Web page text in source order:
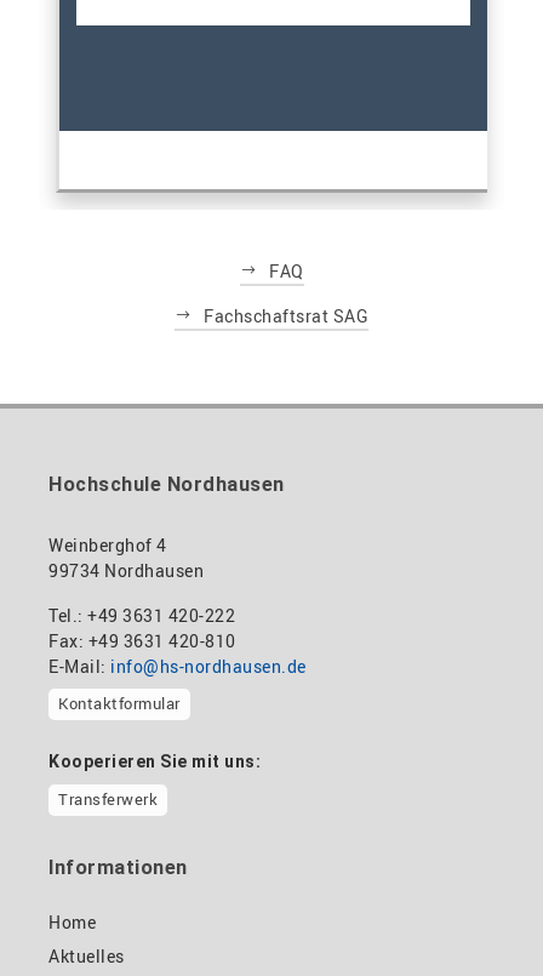
FAQ
Fachschaftsrat SAG
Hochschule Nordhausen
Weinberghof 4
99734 Nordhausen
Tel.: +49 3631 420-222
Fax: +49 3631 420-810
E-Mail: info@hs-nordhausen.de
Kontaktformular
Kooperieren Sie mit uns:
Transferwerk
Informationen
Home
Aktuelles